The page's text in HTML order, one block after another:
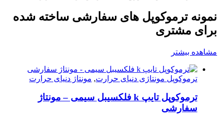
نمونه ترموکوپل های سفارشی ساخته شده
برای مشتری
مشاهده بیشتر
ترموکوپل مونتاژی دنیای حرارت, مونتاژ دنیای حرارت
ترموکوپل تایپ k فلکسیبل سیمی – مونتاژ
سفارشی